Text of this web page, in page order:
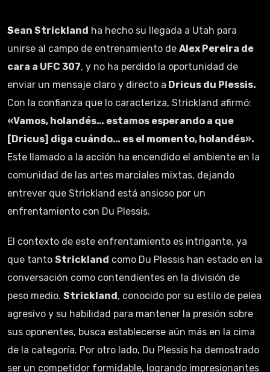
Sean Strickland ha hecho su llegada a Utah para
unirse al campo de entrenamiento de Alex Pereira de
cara a UFC 307, y no ha perdido la oportunidad de
enviar un mensaje claro y directo a Dricus du Plessis.
Con la confianza que lo caracteriza, Strickland afirmó:
«Vamos, holandés… estamos esperando a que
[Dricus] diga cuándo… es el momento, holandés».
Este llamado a la acción ha encendido el ambiente en la
comunidad de las artes marciales mixtas, dejando
entrever que Strickland está ansioso por un
enfrentamiento con Du Plessis.
El contexto de este enfrentamiento es intrigante, ya
que tanto Strickland como Du Plessis han estado en la
conversación como contendientes en la división de
peso medio. Strickland, conocido por su estilo de pelea
agresivo y su habilidad para mantener la presión sobre
sus oponentes, busca establecerse aún más en la cima
de la categoría. Por otro lado, Du Plessis ha demostrado
ser un competidor formidable, logrando impresionantes